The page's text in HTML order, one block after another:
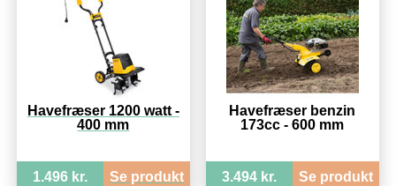
Havefræser 1200 watt -
400 mm
1.496 kr. Se produkt
Havefræser benzin
173cc - 600 mm
3.494 kr. Se produkt